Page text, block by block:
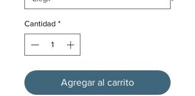
Cantidad *
Agregar al carrito